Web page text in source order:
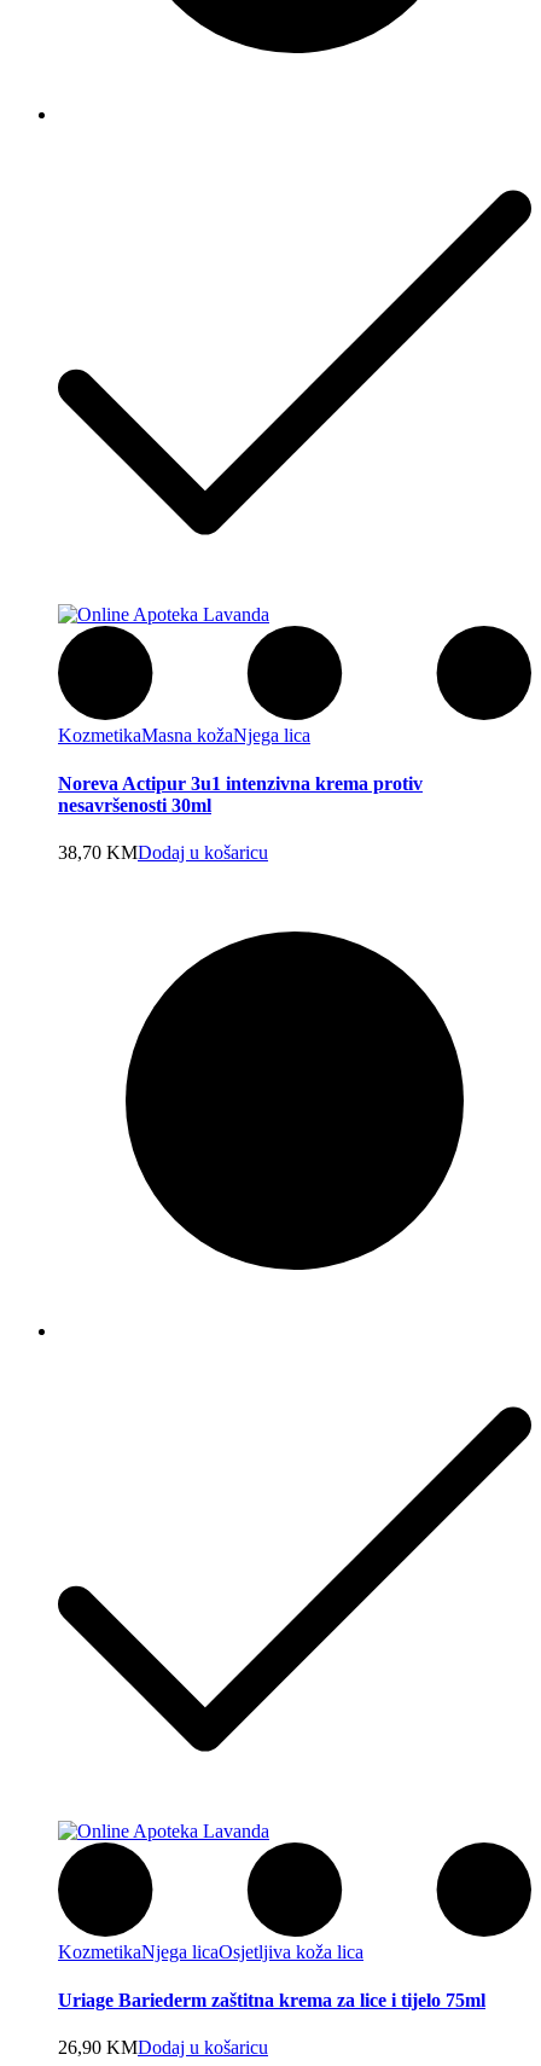
KozmetikaMasna kožaNjega lica
Noreva Actipur 3u1 intenzivna krema protiv
nesavršenosti 30ml
38,70 KMDodaj u košaricu
KozmetikaNjega licaOsjetljiva koža lica
Uriage Bariederm zaštitna krema za lice i tijelo 75ml
26,90 KMDodaj u košaricu